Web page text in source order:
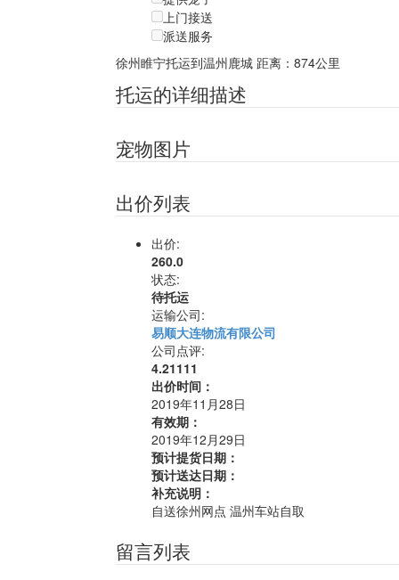
上门接送
派送服务
徐州睢宁托运到温州鹿城 距离：874公里
托运的详细描述
宠物图片
出价列表
出价:
260.0
状态:
待托运
运输公司:
易顺大连物流有限公司
公司点评:
4.21111
出价时间：
2019年11月28日
有效期：
2019年12月29日
预计提货日期：
预计送达日期：
补充说明：
自送徐州网点 温州车站自取
留言列表